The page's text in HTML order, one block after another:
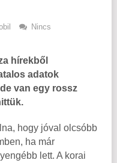
Nincs
hírekből
adatok
van egy rossz
hogy jóval olcsóbb
ha már
lett. A korai